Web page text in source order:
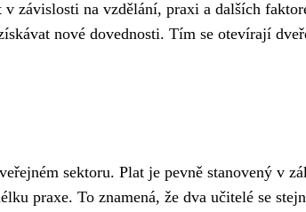
závislosti na vzdělání, praxi a dalších
nové dovednosti. Tím se otevírají
sektoru. Plat je pevně stanovený v
praxe. To znamená, že dva učitelé se